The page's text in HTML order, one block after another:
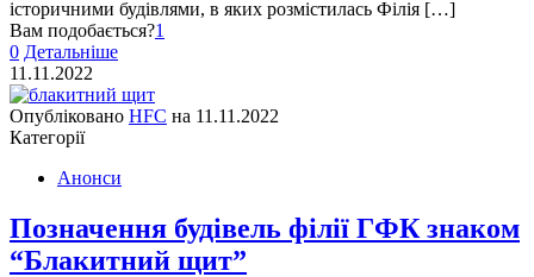
історичними будівлями, в яких розмістилась Філія […]
Вам подобається?1
0 Детальніше
11.11.2022
Опубліковано HFC на 11.11.2022
Категорії
Анонси
Позначення будівель філії ГФК знаком
“Блакитний щит”